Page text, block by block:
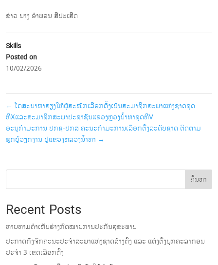
ຂ່າວ ນາງ ອຳພອນ ສີປະເສີດ
Skills
Posted on
10/02/2026
← ໂຄສະນາຫາສຽງໃຫ້ຜູ້ສະໝັກເລືອກຕັ້ງເປັນສະມາຊິກສະພາແຫ່ງຊາດຊຸດ
ທີXແລະສະມາຊິກສະພາປະຊາຊົນແຂວງຫຼວງນໍ້າທາຊຸດທີV
ອະນຸກຳມະການ ປກຊ-ປກສ ຄະນະກຳມະການເລືອກຕັ້ງລະດັບຊາດ ຕິດຕາມ
ຊຸກຍູ້ວຽກງານ ຢູ່ແຂວງຫລວງນ້ຳທາ →
ຄົ້ນຫາ
Recent Posts
ທາບທາມຄໍາເຫັນຮ່າງກົດໝາຍການປະກັນສຸຂະພາບ
ປະກາດກົງຈັກຄະນະປະຈໍາສະພາແຫ່ງຊາດສ້າງຕັ້ງ ແລະ ແຕ່ງຕັ້ງບຸກຄະລາກອນ
ປະຈໍາ 3 ເຂດເລືອກຕັ້ງ